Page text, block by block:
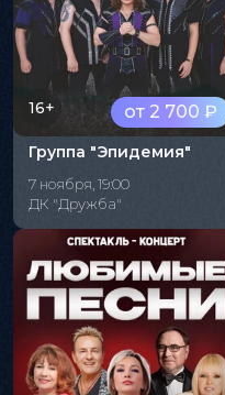
от 2 700 ₽
16+
Группа "Эпидемия"
7 ноября, 19:00
ДК "Дружба"